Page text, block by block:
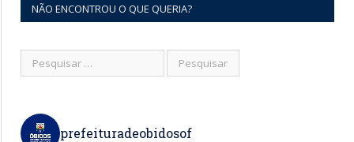
NÃO ENCONTROU O QUE QUERIA?
prefeituradeobidosof